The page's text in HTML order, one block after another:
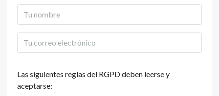
Las siguientes reglas del RGPD deben leerse y
aceptarse: